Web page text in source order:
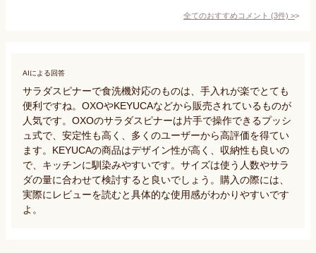
全てのおすすめコメント (3件) >
AIによる回答
サラダスピナーで食洗機対応のものは、手入れが楽でとても
便利ですね。OXOやKEYUCAなどから販売されているものが
人気です。OXOのサラダスピナーは片手で操作できるプッシ
ュ式で、安定性も高く、多くのユーザーから高評価を得てい
ます。KEYUCAの商品はデザイン性が高く、収納性も良いの
で、キッチンに馴染みやすいです。サイズは使う人数やサラ
ダの量に合わせて検討すると良いでしょう。購入の際には、
実際にレビューを読むと具体的な使用感がわかりやすいです
よ。